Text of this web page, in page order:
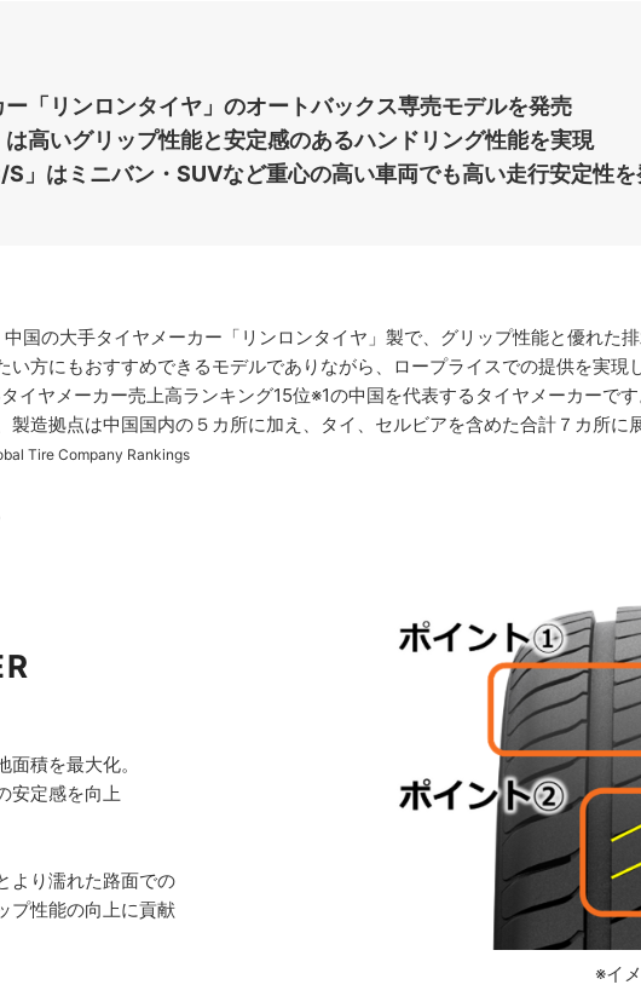
「リンロンタイヤ」のオートバックス専売モデルを発売
高いグリップ性能と安定感のあるハンドリング性能を実現
」はミニバン・SUVなど重心の高い車両でも高い走行安定性を
国の大手タイヤメーカー「リンロンタイヤ」製で、グリップ性能と優れた
方にもおすすめできるモデルでありながら、ロープライスでの提供を実現
イヤメーカー売上高ランキング15位※1の中国を代表するタイヤメーカーで
製造拠点は中国国内の５カ所に加え、タイ、セルビアを含めた合計７カ所
Tire Company Rankings
積を最大化。
安定感を向上
より濡れた路面での
プ性能の向上に貢献
※イ